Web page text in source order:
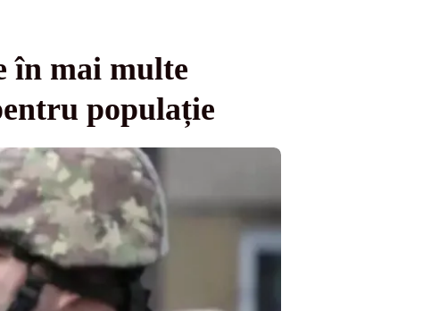
în mai multe
populație